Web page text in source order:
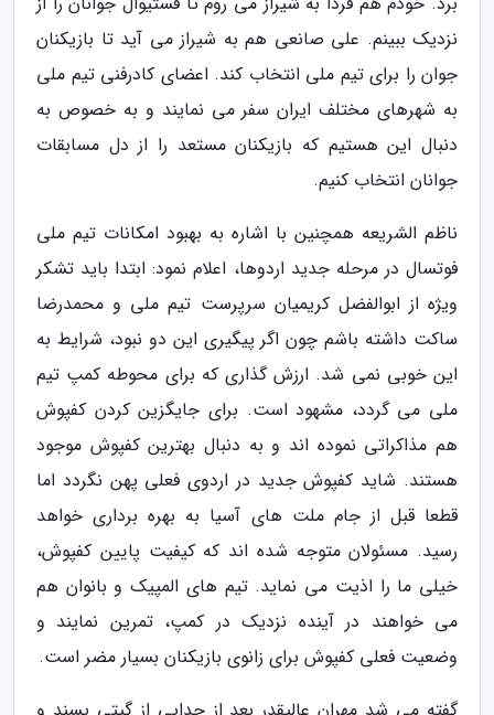
نزدیک ببینم. علی صانعی هم به شیراز می آید تا بازیکنان
جوان را برای تیم ملی انتخاب کند. اعضای کادرفنی تیم ملی
به شهرهای مختلف ایران سفر می نمایند و به خصوص به
دنبال این هستیم که بازیکنان مستعد را از دل مسابقات
جوانان انتخاب کنیم.
ناظم الشریعه همچنین با اشاره به بهبود امکانات تیم ملی
فوتسال در مرحله جدید اردوها، اعلام نمود: ابتدا باید تشکر
ویژه از ابوالفضل کریمیان سرپرست تیم ملی و محمدرضا
ساکت داشته باشم چون اگر پیگیری این دو نبود، شرایط به
این خوبی نمی شد. ارزش گذاری که برای محوطه کمپ تیم
ملی می گردد، مشهود است. برای جایگزین کردن کفپوش
هم مذاکراتی نموده اند و به دنبال بهترین کفپوش موجود
هستند. شاید کفپوش جدید در اردوی فعلی پهن نگردد اما
قطعا قبل از جام ملت های آسیا به بهره برداری خواهد
رسید. مسئولان متوجه شده اند که کیفیت پایین کفپوش،
خیلی ما را اذیت می نماید. تیم های المپیک و بانوان هم
می خواهند در آینده نزدیک در کمپ، تمرین نمایند و
وضعیت فعلی کفپوش برای زانوی بازیکنان بسیار مضر است.